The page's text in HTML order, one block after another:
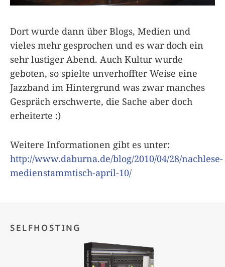
Dort wurde dann über Blogs, Medien und
vieles mehr gesprochen und es war doch ein
sehr lustiger Abend. Auch Kultur wurde
geboten, so spielte unverhoffter Weise eine
Jazzband im Hintergrund was zwar manches
Gespräch erschwerte, die Sache aber doch
erheiterte :)
Weitere Informationen gibt es unter:
http://www.daburna.de/blog/2010/04/28/nachlese-
medienstammtisch-april-10/
SELFHOSTING